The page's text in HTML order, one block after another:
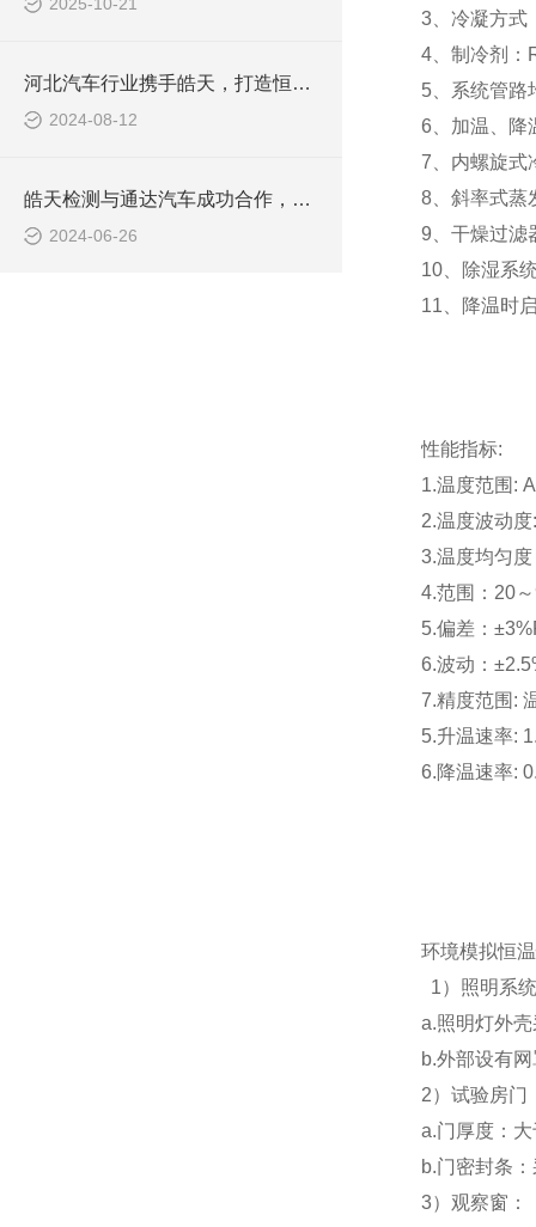
河北汽车行业携手皓天，打造恒温恒湿实验室
2024-08-12
皓天检测与通达汽车成功合作，大型冷热温控试验箱助力汽车零部件质量提升
2024-06-26
3、冷凝方式
4、制冷剂：
5、系统管路
6、加温、降
7、内螺旋式
8、斜率式蒸
9、干燥过滤
10、除湿系
11、降温时
性能指标:
1.温度范围
2.温度波动
3.温度均匀
4.范围：20
5.偏差：
6.波动：
7.精度范围:
5.升温速率:
6.降温速率:
环境模拟恒
1）照明系
a.照明灯外
b.外部设有
2）试验房门
a.门厚度：
b.门密封条
3）观察窗：